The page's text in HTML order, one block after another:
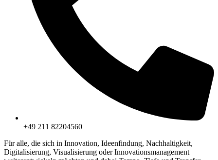
+49 211 82204560
Für alle, die sich in Innovation, Ideenfindung, Nachhaltigkeit,
Digitalisierung, Visualisierung oder Innovationsmanagement